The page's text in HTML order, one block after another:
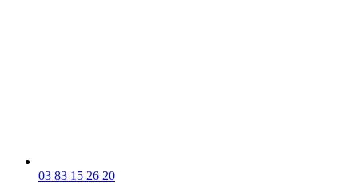
03 83 15 26 20